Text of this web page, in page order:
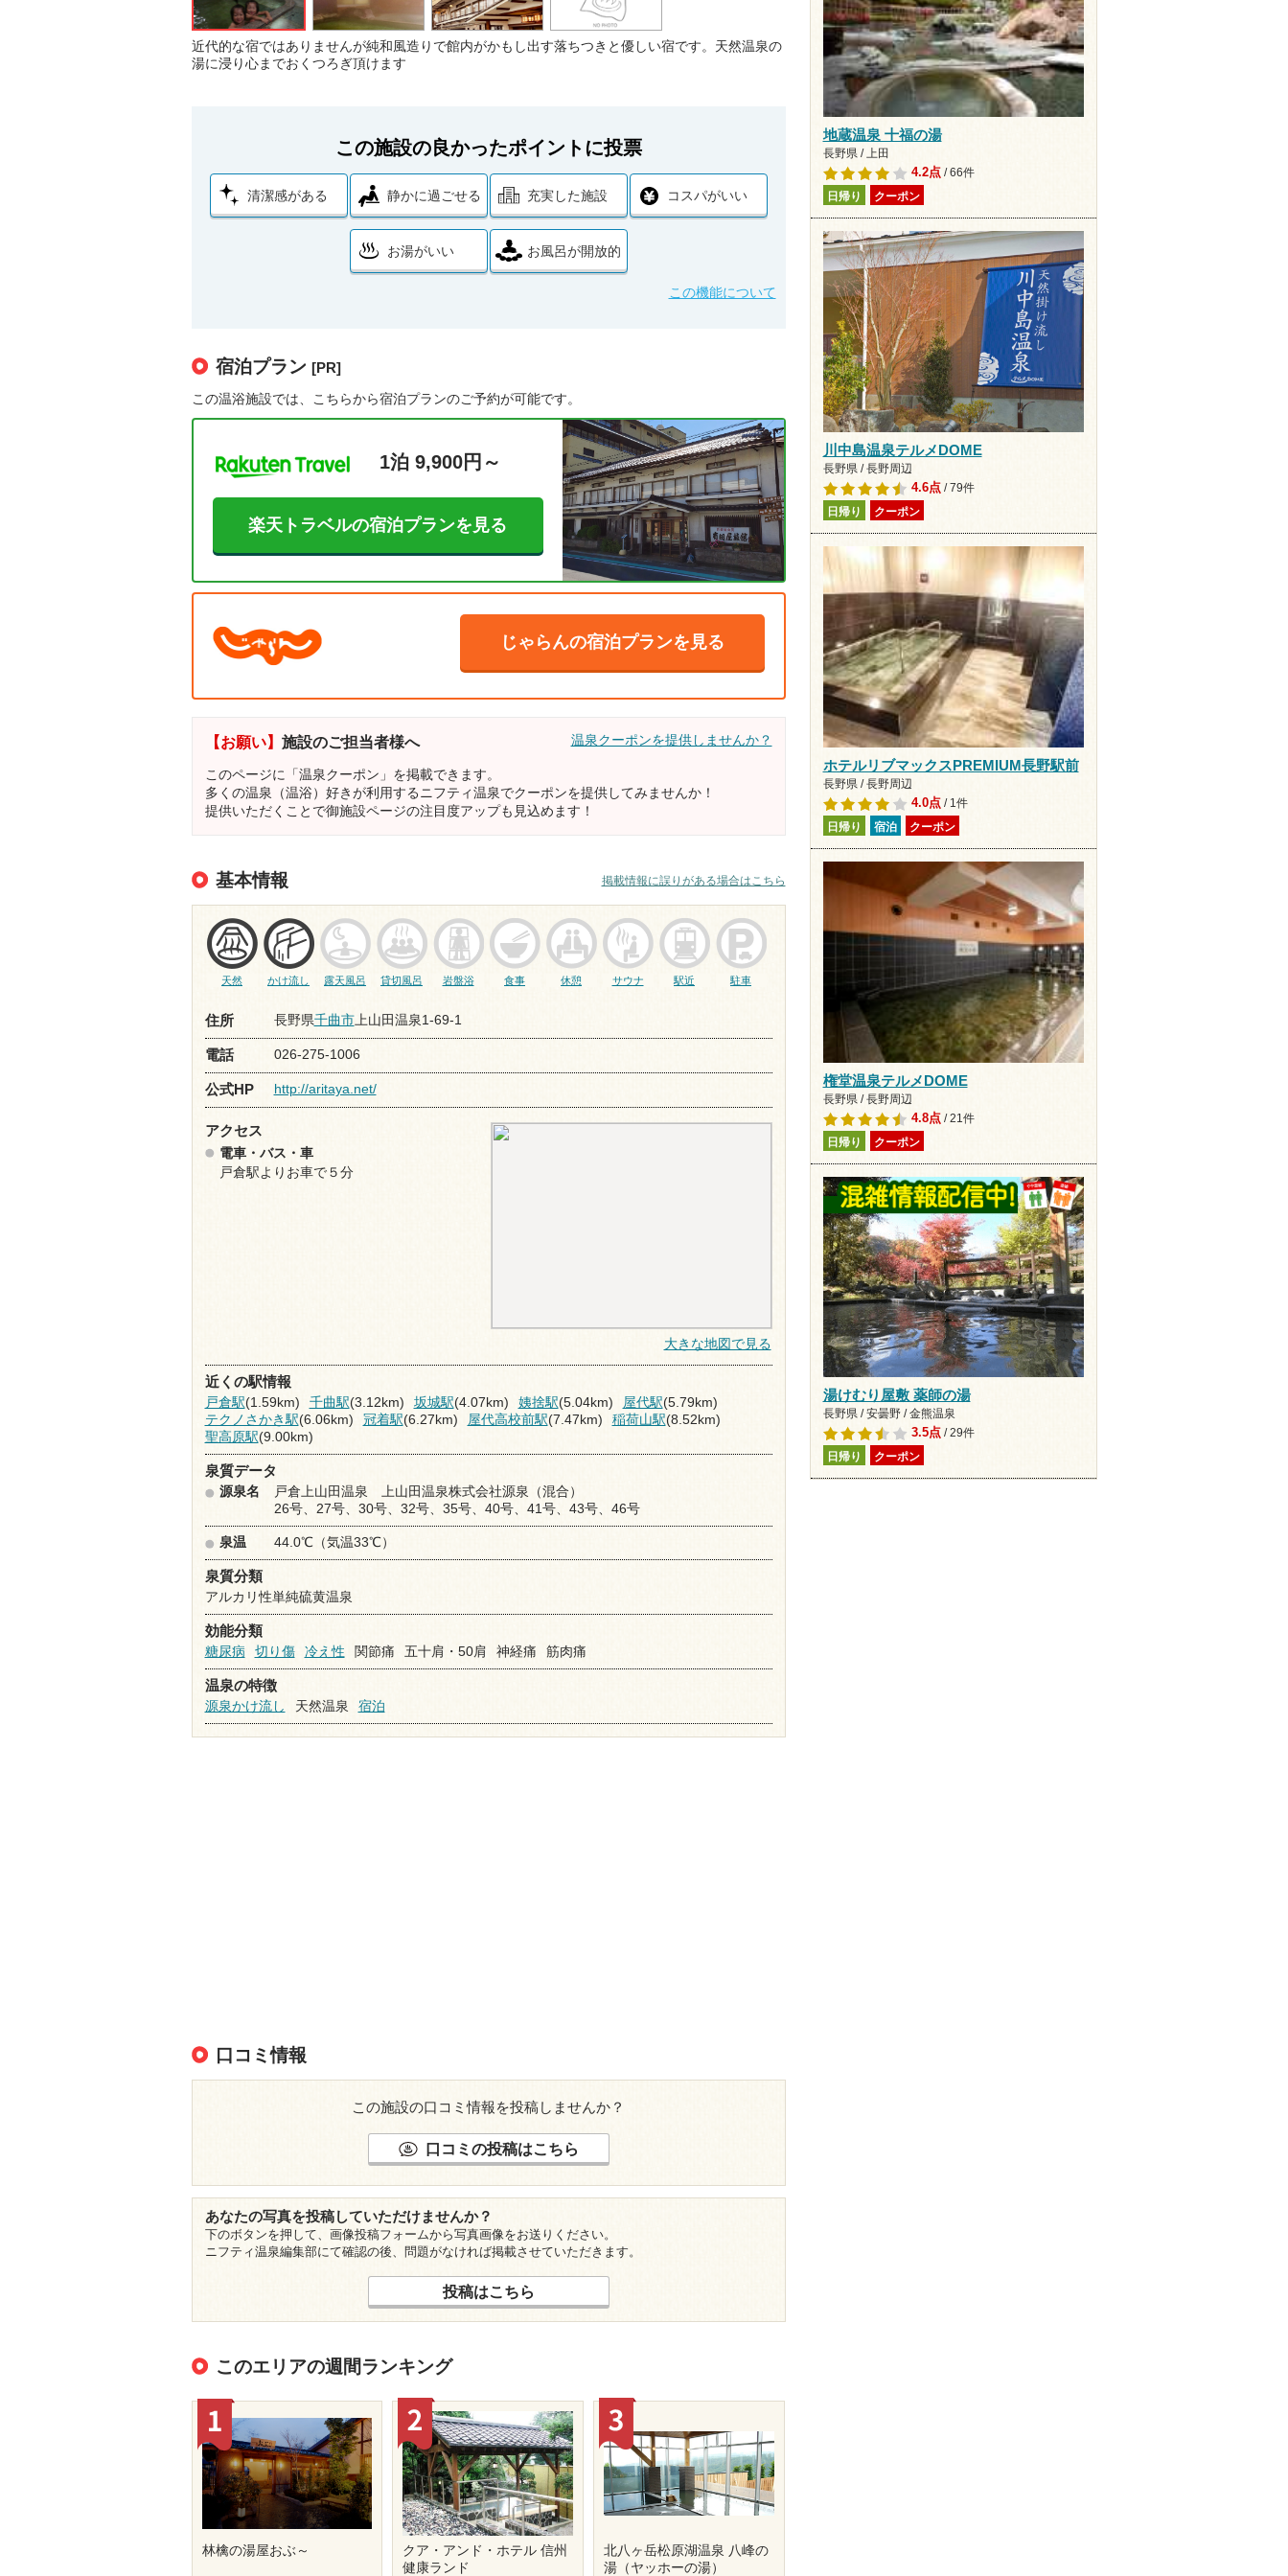
近代的な宿ではありませんが純和風造りで館内がかもし出す落ちつきと優しい宿です。天然温泉の
湯に浸り心までおくつろぎ頂けます
この施設の良かったポイントに投票
清潔感がある 静かに過ごせる 充実した施設 コスパがいい
お湯がいい お風呂が開放的
この機能について
宿泊プラン [PR]
この温浴施設では、こちらから宿泊プランのご予約が可能です。
1泊 9,900円～
楽天トラベルの宿泊プランを見る
じゃらんの宿泊プランを見る
【お願い】 施設のご担当者様へ 温泉クーポンを提供しませんか？
このページに「温泉クーポン」を掲載できます。
多くの温泉（温浴）好きが利用するニフティ温泉でクーポンを提供してみませんか！
提供いただくことで御施設ページの注目度アップも見込めます！
基本情報 掲載情報に誤りがある場合はこちら
天然 かけ流し 露天風呂 貸切風呂 岩盤浴 食事 休憩 サウナ 駅近 駐車
住所 長野県千曲市上山田温泉1-69-1
電話 026-275-1006
公式HP http://aritaya.net/
アクセス
電車・バス・車
戸倉駅よりお車で５分
大きな地図で見る
近くの駅情報
戸倉駅(1.59km) 千曲駅(3.12km) 坂城駅(4.07km) 姨捨駅(5.04km) 屋代駅(5.79km)
テクノさかき駅(6.06km) 冠着駅(6.27km) 屋代高校前駅(7.47km) 稲荷山駅(8.52km)
聖高原駅(9.00km)
泉質データ
源泉名
戸倉上山田温泉 上山田温泉株式会社源泉（混合）
26号、27号、30号、32号、35号、40号、41号、43号、46号
泉温 44.0℃（気温33℃）
泉質分類
アルカリ性単純硫黄温泉
効能分類
糖尿病
切り傷 冷え性 関節痛 五十肩・50肩 神経痛 筋肉痛
温泉の特徴
源泉かけ流し
天然温泉 宿泊
口コミ情報
この施設の口コミ情報を投稿しませんか？
口コミの投稿はこちら
あなたの写真を投稿していただけませんか？
下のボタンを押して、画像投稿フォームから写真画像をお送りください。
ニフティ温泉編集部にて確認の後、問題がなければ掲載させていただきます。
投稿はこちら
このエリアの週間ランキング
林檎の湯屋おぶ～
クア・アンド・ホテル 信州
健康ランド
北八ヶ岳松原湖温泉 八峰の
湯（ヤッホーの湯）
地蔵温泉 十福の湯
長野県 / 上田
4.2点/ 66件
日帰り クーポン
川中島温泉テルメDOME
長野県 / 長野周辺
4.6点/ 79件
日帰り クーポン
ホテルリブマックスPREMIUM長野駅前
長野県 / 長野周辺
4.0点/ 1件
日帰り 宿泊 クーポン
権堂温泉テルメDOME
長野県 / 長野周辺
4.8点/ 21件
日帰り クーポン
湯けむり屋敷 薬師の湯
長野県 / 安曇野 / 金熊温泉
3.5点/ 29件
日帰り クーポン